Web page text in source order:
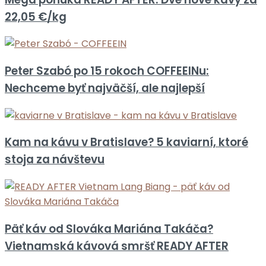
22,05 €/kg
Peter Szabó po 15 rokoch COFFEEINu:
Nechceme byť najväčší, ale najlepší
Kam na kávu v Bratislave? 5 kaviarní, ktoré
stoja za návštevu
Päť káv od Slováka Mariána Takáča?
Vietnamská kávová smršť READY AFTER